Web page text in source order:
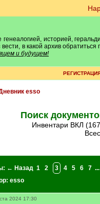
историей,
в какой архив
и будущем!
esso
Поиск
Инвентари ВКЛ
← Назад 1 2 3 4 5 6 7 ...
esso
2024 17:30